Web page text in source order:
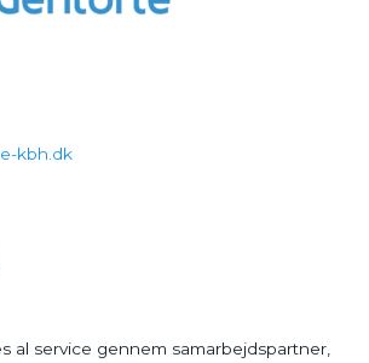
kbh.dk
al service gennem samarbejdspartner,